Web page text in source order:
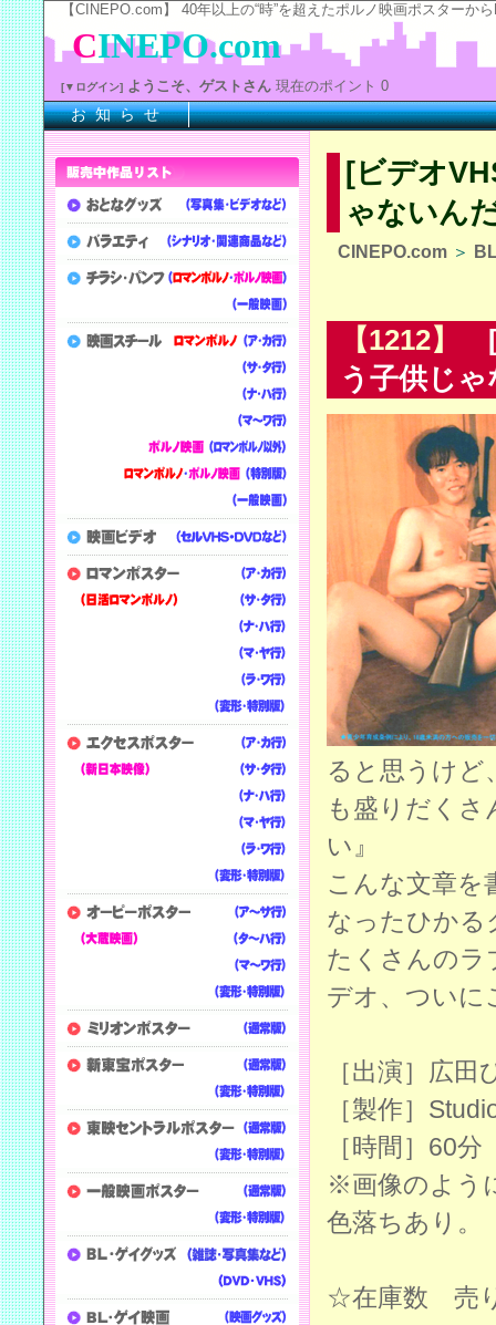
【CINEPO.com】 40年以上の“時”を超えたポルノ映画ポスター
[ビデオ
ゃないん
CINEPO.com ＞
【1212】
[
う子供じ
ると思うけど
も盛りだく
い』
こんな文章を
なったひかる
たくさんのラ
デオ、ついに
［出演］広
［製作］
［時間］60
※画像のよう
色落ちあり。
☆在庫数 売
※上
CINEPO.com
[▼ログイン] ようこそ、ゲストさん 現在のポイント 0
お 知 ら せ